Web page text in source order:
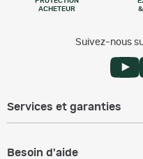
ACHETEUR
Suivez-nous
Services et garanties
Besoin d'aide